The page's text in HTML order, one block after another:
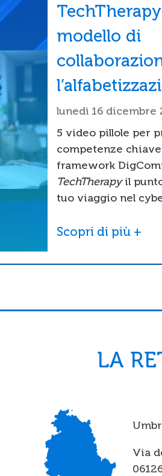
modello di
lunedì 16 dicembre
5 video pillole per
competenze
framework
TechTherapyil
tuo viaggio nel
Scopri di più +
LA
Via